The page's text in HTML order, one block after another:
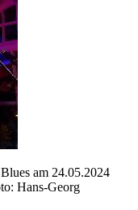
am 24.05.2024
Hans-Georg